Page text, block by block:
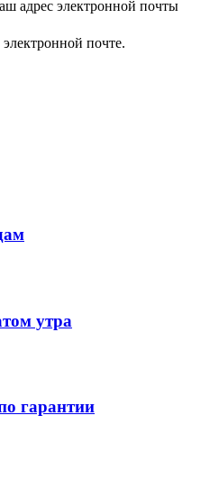
адрес электронной почты
почте.
утра
гарантии